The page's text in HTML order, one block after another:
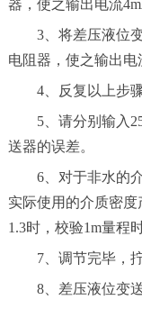
器，使之输出电流
3、将差压液位
电阻器，使之输出电
4、反复以上步
5、请分别输入
送器的误差。
6、对于非水的
实际使用的介质密
1.3时，校验1m量程
7、调节完毕，
8、差压液位变